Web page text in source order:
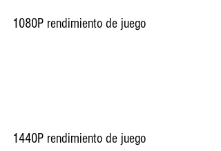
1080P rendimiento de juego
1440P rendimiento de juego